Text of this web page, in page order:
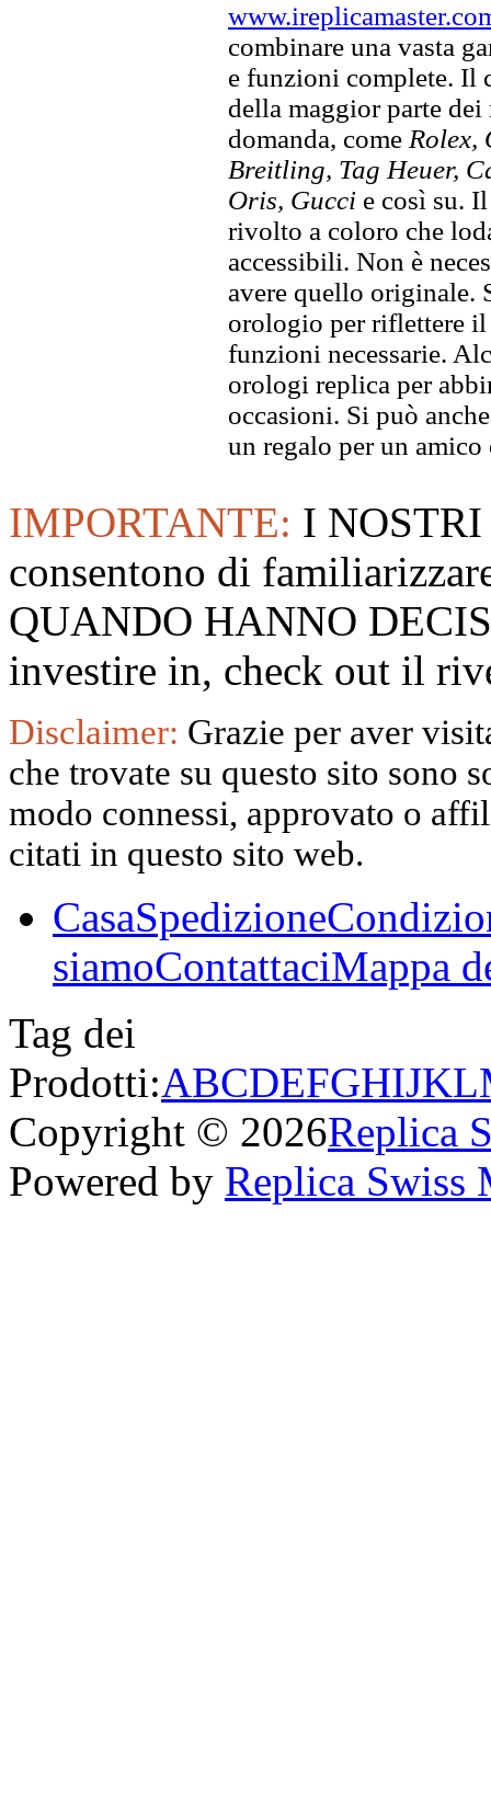
combinare una vasta
e funzioni complete. Il
della maggior parte
domanda, come Rolex,
Breitling, Tag Heuer,
Oris, Gucci e così su.
rivolto a coloro che
accessibili. Non è
avere quello originale.
orologio per riflettere
funzioni necessarie.
orologi replica per
occasioni. Si può
un regalo per un amico
IMPORTANTE: I
consentono di
QUANDO HANNO
investire in, check out il
Disclaimer: Grazie per aver
che trovate su questo sito sono
modo connessi, approvato o
citati in questo sito web.
CasaSpedizione
siamoContattaciMappa
Tag dei
Prodotti:ABCDEFGHIJKL
Copyright © 2026Replica
Powered by Replica Swiss